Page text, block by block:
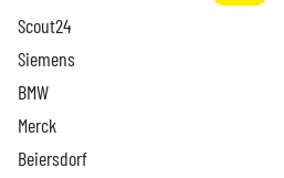
Scout24
Siemens
BMW
Merck
Beiersdorf